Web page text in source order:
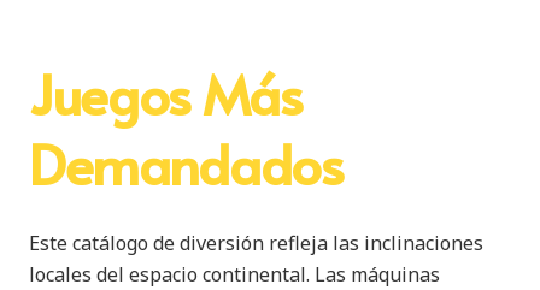
Juegos Más
Demandados
Este catálogo de diversión refleja las inclinaciones
locales del espacio continental. Las máquinas